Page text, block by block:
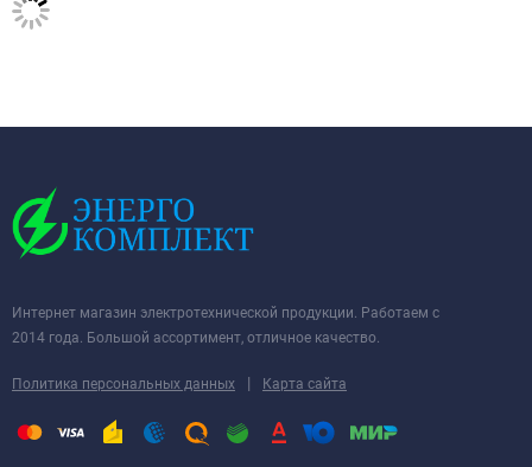
Интернет магазин электротехнической продукции. Работаем с
2014 года. Большой ассортимент, отличное качество.
Политика персональных данных | Карта сайта